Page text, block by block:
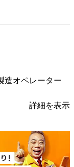
造オペレーター
詳細を表示